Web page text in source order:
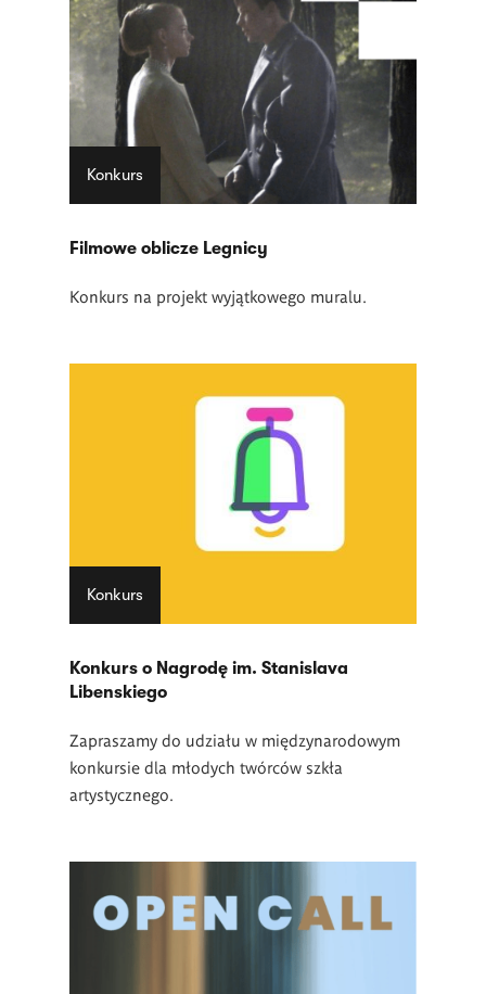
Konkurs
Filmowe oblicze Legnicy
Konkurs na projekt wyjątkowego muralu.
Konkurs
Konkurs o Nagrodę im. Stanislava
Libenskiego
Zapraszamy do udziału w międzynarodowym
konkursie dla młodych twórców szkła
artystycznego.